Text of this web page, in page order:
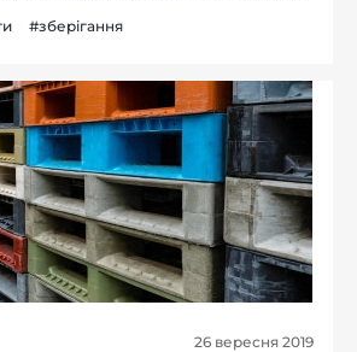
Про це і не тільки піде
#зберігання
26 вересня 2019